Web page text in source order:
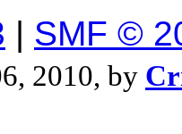
| SMF ©
2010, by